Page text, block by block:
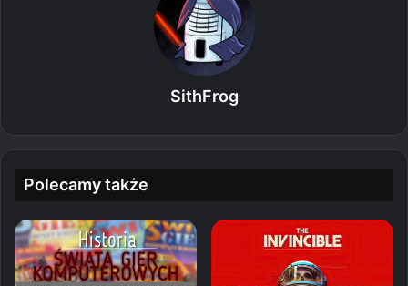
SithFrog
Polecamy także